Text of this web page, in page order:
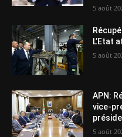
5 août
L’Etat
5 août
APN:
vice-
5 août